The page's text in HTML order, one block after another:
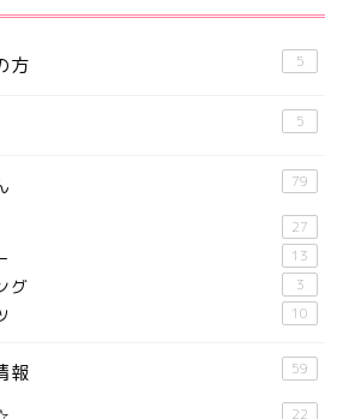
方 5
5
79
27
13
グ 3
10
報 59
22